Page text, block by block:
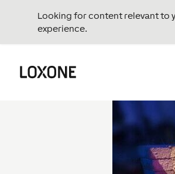
Looking for content relevant to
experience.